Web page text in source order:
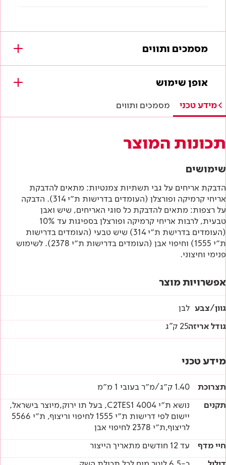
מסמכים ותווים
מסמכים להורדה
תווי תקן
תו תקן ישראלי
מפרטים טכניים
הוראות בטיחות
דף טכני
אופן שימוש
מידע טכני מסמכים ותווים
תכונות המוצר
שימושים
הדבקת אריחים על גבי תשתיות צמנטיות: מתאים להדבקת
אריחי קרמיקה ופורצלן (העומדים בדרישות ת״י 314). הדבקה
על רצפות: מתאים להדבקת כל סוגי האריחים, שיש ואבן
טבעית, לרבות אריחי קרמיקה ופורצלן בספיגות עד 10%
(העומדים בדרישת ת״י 314) שיש טבעי (העומדים בדרישות
ת״י 1555) וחיפוי אבן (העומדים בדרישות ת״י 2378). לשימוש
פנימי וחיצוני.
אפשרויות מוצר
גוון/צבע לבן
גודל אריזה25 ק"ג
מידע טכני
תצרוכת
1.40 ק״ג/מ״ר בעובי 1 מ״מ
תקנים
נושא ת״י 4004 C2TES1, בעל תו ירוק,מיוצר בישראל,
יישום לפי דרישות ת״י 1555 לחיפוי וריצוף, ת״י 5566
לריצוף,ת״י 2378 לחיפוי אבן
חיי מדף
עד 12 חודשים מתאריך הייצור